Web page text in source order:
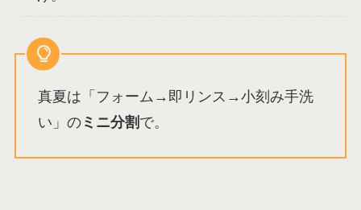
真夏は「フォーム→即リンス→小刻み手洗
い」のミニ分割 で。